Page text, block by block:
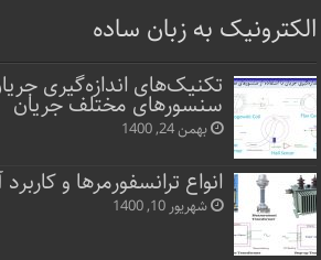
الکترونیک به زبان ساده
تکنیک‌های اندازه‌گیری
سنسورهای مختلف جریان
بهمن 24, 1400
انواع ترانسفورمرها و کاربرد
شهریور 10, 1400